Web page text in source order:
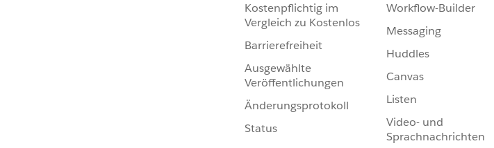
Kostenpflichtig im
Vergleich zu Kostenlos
Barrierefreiheit
Ausgewählte
Veröffentlichungen
Änderungsprotokoll
Status
Workflow-Builder
Messaging
Huddles
Canvas
Listen
Video- und
Sprachnachrichten